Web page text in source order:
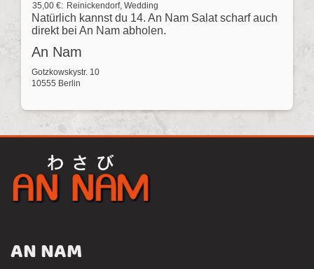
35,00 €: Reinickendorf, Wedding
Natürlich kannst du 14. An Nam Salat scharf auch
direkt bei An Nam abholen.
An Nam
Gotzkowskystr. 10
10555 Berlin
AN NAM